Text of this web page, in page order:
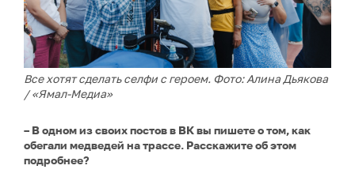
Все хотят сделать селфи с героем. Фото: Алина Дьякова
/ «Ямал-Медиа»
– В одном из своих постов в ВК вы пишете о том, как
обегали медведей на трассе. Расскажите об этом
подробнее?